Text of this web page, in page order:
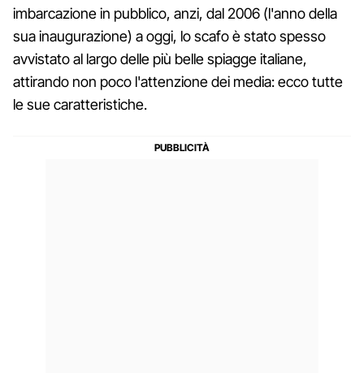
imbarcazione in pubblico, anzi, dal 2006 (l'anno della
sua inaugurazione) a oggi, lo scafo è stato spesso
avvistato al largo delle più belle spiagge italiane,
attirando non poco l'attenzione dei media: ecco tutte
le sue caratteristiche.